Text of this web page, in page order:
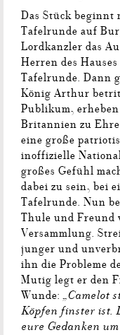
Das Stück
Tafelrunde auf
Lordkanzler das
Herren des
Tafelrunde. Dann
König Arthur
Publikum,
Britannien zu
eine große
inoffizielle
großes Gefühl
dabei zu sein, bei
Tafelrunde. Nun
Thule und Freund
Versammlung.
junger und
ihn die Probleme
Mutig legt er den
Wunde: „Camelot
Köpfen finster ist.
eure Gedanken